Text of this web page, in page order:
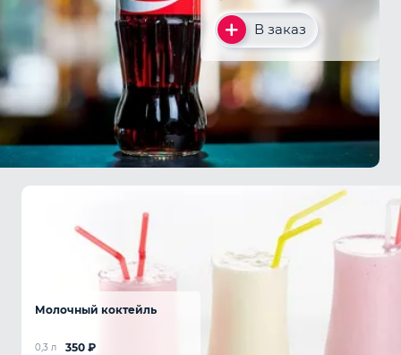
В заказ
Молочный коктейль
350 ₽
0,3 л